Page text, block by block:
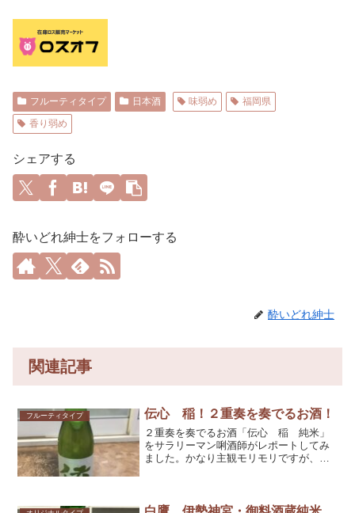
フルーティタイプ 日本酒 味弱め
福岡県
香り弱め
シェアする
酔いどれ紳士をフォローする
酔いどれ紳士
関連記事
フルーティタイプ 伝心 稲！２重奏を奏でるお酒！
２重奏を奏でるお酒「伝心 稲 純米」
をサラリーマン唎酒師がレポートしてみ
ました。かなり主観モリモリですが、参